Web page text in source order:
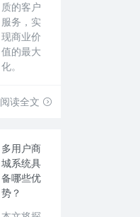
质的客户
服务，实
现商业价
值的最大
化。
阅读全文
多用户商
城系统具
备哪些优
势？